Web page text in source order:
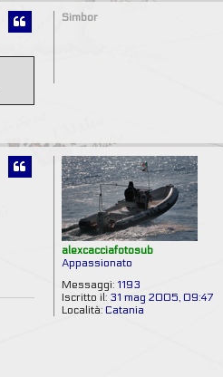
Simbor
alexcacciafotosub
Appassionato
Messaggi: 1193
Iscritto il: 31 mag 2005, 09:47
Località: Catania